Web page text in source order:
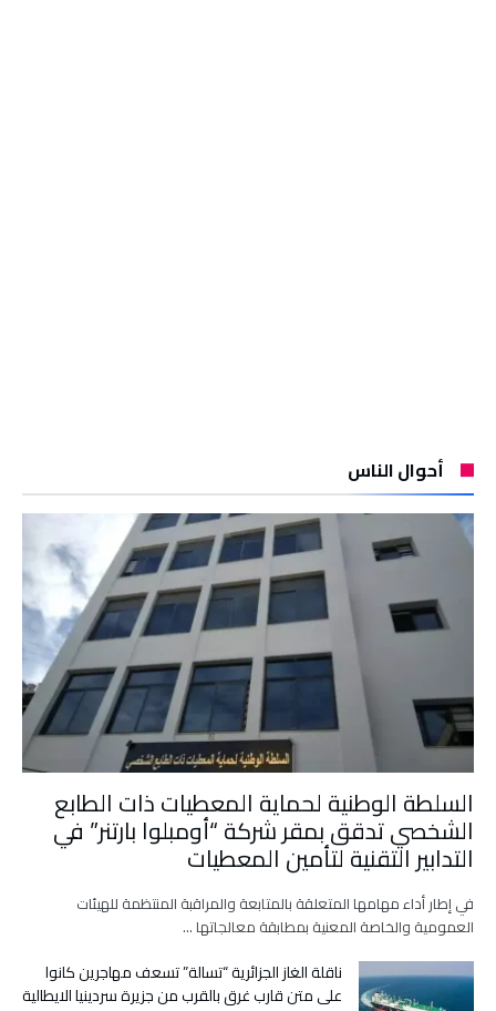
أحوال الناس
السلطة الوطنية لحماية المعطيات ذات الطابع
الشخصي تدقق بمقر شركة “أومبلوا بارتنر” في
التدابير التقنية لتأمين المعطيات
في إطار أداء مهامها المتعلقة بالمتابعة والمراقبة المنتظمة للهيئات
العمومية والخاصة المعنية بمطابقة معالجاتها …
ناقلة الغاز الجزائرية “تسالة” تسعف مهاجرين كانوا
على متن قارب غرق بالقرب من جزيرة سردينيا الايطالية